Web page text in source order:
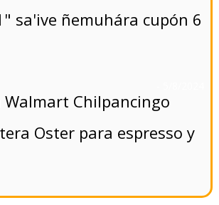
sa'ive ñemuhára cupón 6
Walmart Chilpancingo
Oster para espresso y